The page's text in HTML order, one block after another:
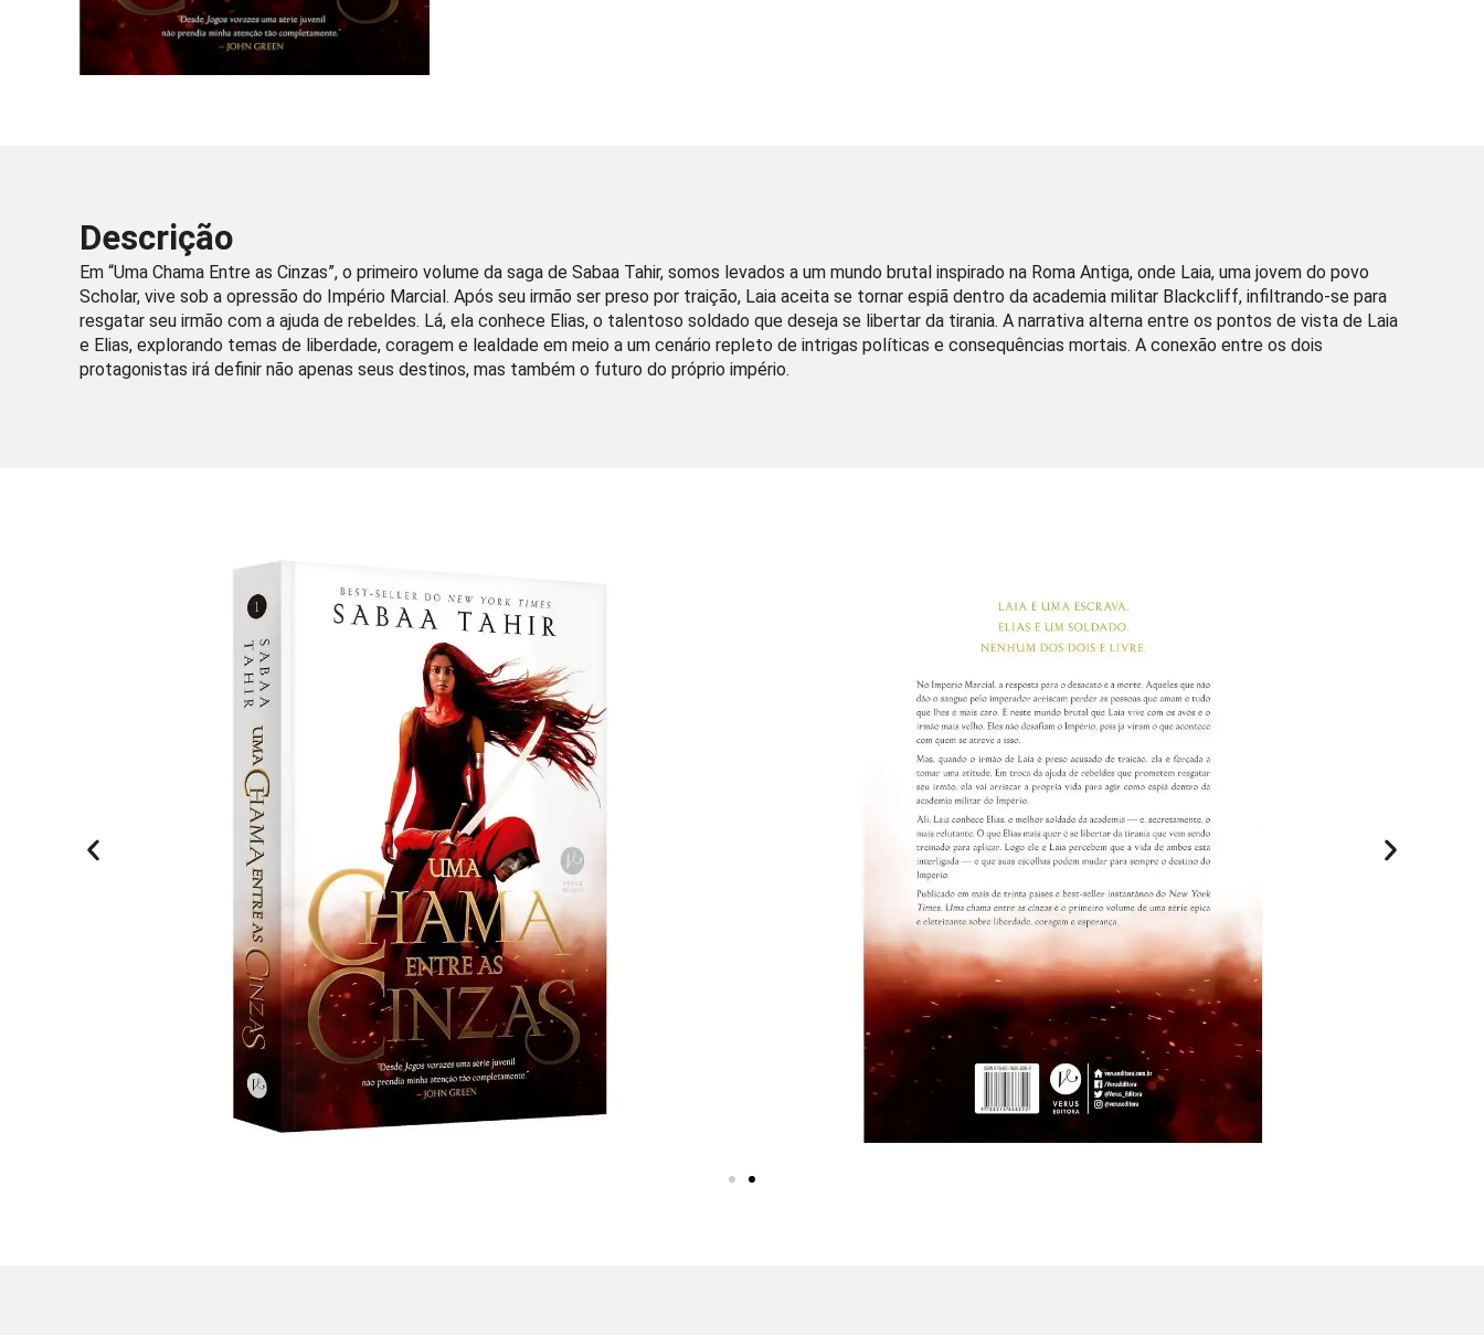
Descrição
Em “Uma Chama Entre as Cinzas”, o primeiro volume da saga de Sabaa Tahir, somos levados a um mundo brutal inspirado na Roma Antiga, onde Laia, uma jovem do povo
Scholar, vive sob a opressão do Império Marcial. Após seu irmão ser preso por traição, Laia aceita se tornar espiã dentro da academia militar Blackcliff, infiltrando-se para
resgatar seu irmão com a ajuda de rebeldes. Lá, ela conhece Elias, o talentoso soldado que deseja se libertar da tirania. A narrativa alterna entre os pontos de vista de Laia
e Elias, explorando temas de liberdade, coragem e lealdade em meio a um cenário repleto de intrigas políticas e consequências mortais. A conexão entre os dois
protagonistas irá definir não apenas seus destinos, mas também o futuro do próprio império.